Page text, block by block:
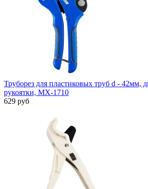
Труборез для пластиковых труб d - 42мм,
рукоятки, МХ-1710
629 руб